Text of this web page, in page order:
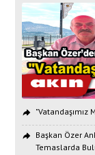
"Vatandaşımız
Başkan Özer
Temaslarda